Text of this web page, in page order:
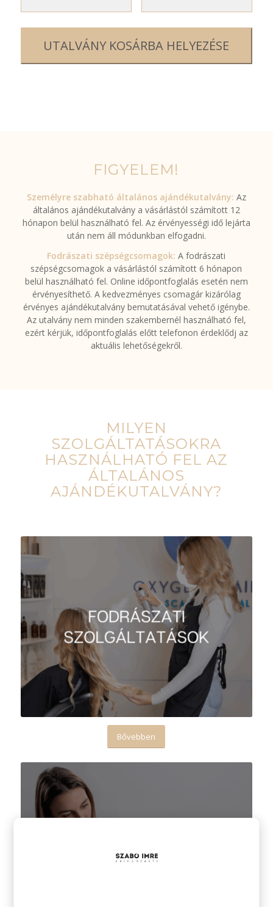
UTALVÁNY KOSÁRBA HELYEZÉSE
FIGYELEM!
Személyre szabható általános ajándékutalvány: Az
általános ajándékutalvány a vásárlástól számított 12
hónapon belül használható fel. Az érvényességi idő lejárta
után nem áll módunkban elfogadni.
Fodrászati szépségcsomagok: A fodrászati
szépségcsomagok a vásárlástól számított 6 hónapon
belül használható fel. Online időpontfoglalás esetén nem
érvényesíthető. A kedvezményes csomagár kizárólag
érvényes ajándékutalvány bemutatásával vehető igénybe.
Az utalvány nem minden szakembernél használható fel,
ezért kérjük, időpontfoglalás előtt telefonon érdeklődj az
aktuális lehetőségekről.
MILYEN
SZOLGÁLTATÁSOKRA
HASZNÁLHATÓ FEL AZ
ÁLTALÁNOS
AJÁNDÉKUTALVÁNY?
Bővebben